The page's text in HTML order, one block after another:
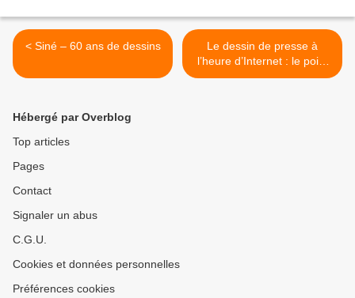
< Siné – 60 ans de dessins
Le dessin de presse à
l’heure d’Internet : le point
de vue de Dave Granlund
Hébergé par Overblog
Top articles
Pages
Contact
Signaler un abus
C.G.U.
Cookies et données personnelles
Préférences cookies